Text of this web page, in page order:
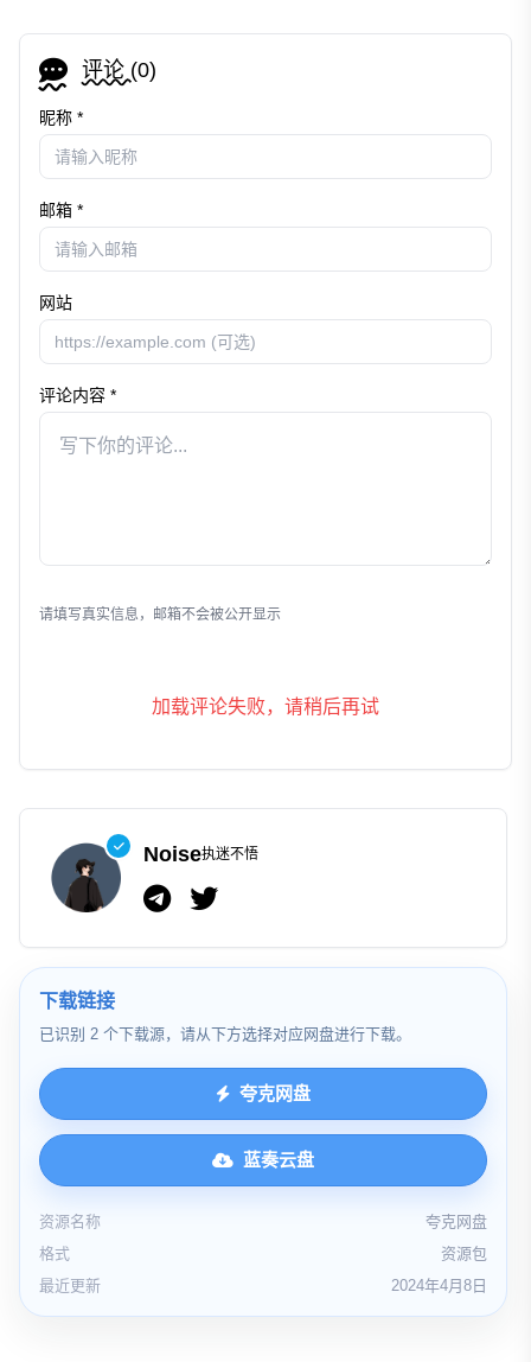
评论 (0)
昵称 *
邮箱 *
网站
评论内容 *
请填写真实信息，邮箱不会被公开显示
加载评论失败，请稍后再试
Noise执迷不悟
下载链接
已识别 2 个下载源，请从下方选择对应网盘进行下载。
夸克网盘
蓝奏云盘
资源名称
夸克网盘
格式
资源包
最近更新
2024年4月8日